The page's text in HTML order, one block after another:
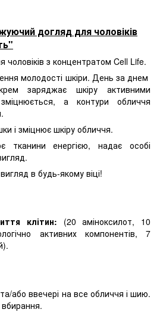
догляд для чоловіків
з концентратом Cell Life.
молодості шкіри. День за днем
заряджає шкіру активними
зміцнюється, а контури обличчя
і зміцнює шкіру обличчя.
тканини енергією, надає особі
в будь-якому віці!
клітин: (20 аміноксилот, 10
активних компонентів, 7
або ввечері на все обличчя і шию.